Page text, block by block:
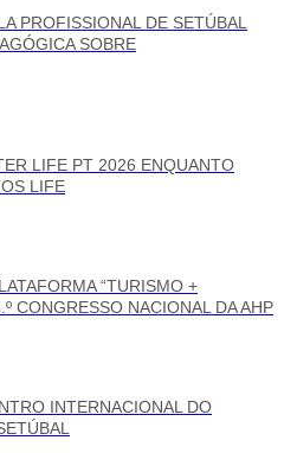
PROFISSIONAL DE SETÚBAL
SOBRE
LIFE PT 2026 ENQUANTO
LIFE
“TURISMO +
CONGRESSO NACIONAL DA AHP
INTERNACIONAL DO